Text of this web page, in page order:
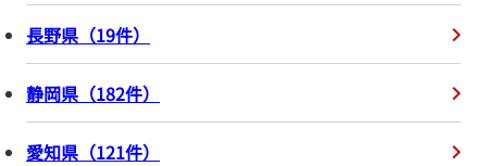
長野県 （19件）
静岡県 （182件）
愛知県 （121件）